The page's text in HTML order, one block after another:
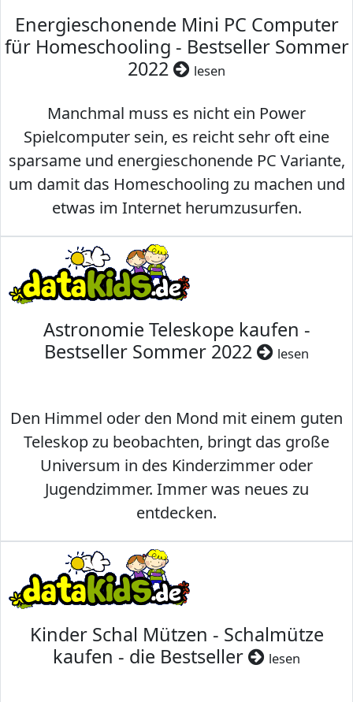
Energieschonende Mini PC Computer
für Homeschooling - Bestseller Sommer
2022
lesen
Manchmal muss es nicht ein Power
Spielcomputer sein, es reicht sehr oft eine
sparsame und energieschonende PC Variante,
um damit das Homeschooling zu machen und
etwas im Internet herumzusurfen.
Astronomie Teleskope kaufen -
Bestseller Sommer 2022
lesen
Den Himmel oder den Mond mit einem guten
Teleskop zu beobachten, bringt das große
Universum in des Kinderzimmer oder
Jugendzimmer. Immer was neues zu
entdecken.
Kinder Schal Mützen - Schalmütze
kaufen - die Bestseller
lesen